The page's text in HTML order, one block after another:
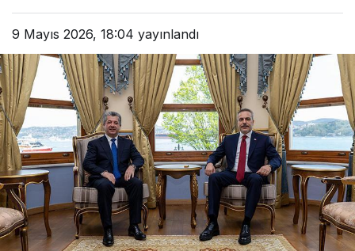
9 Mayıs 2026, 18:04 yayınlandı